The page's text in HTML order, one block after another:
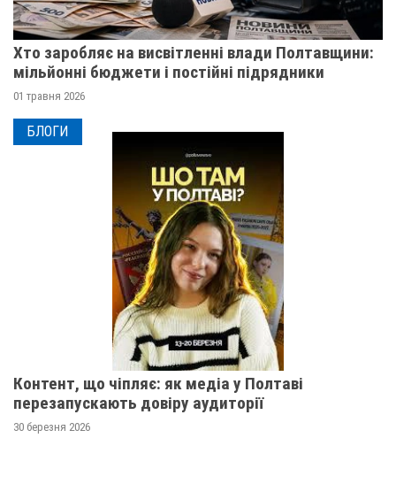
Хто заробляє на висвітленні влади Полтавщини:
мільйонні бюджети і постійні підрядники
01 травня 2026
БЛОГИ
Контент, що чіпляє: як медіа у Полтаві
перезапускають довіру аудиторії
30 березня 2026